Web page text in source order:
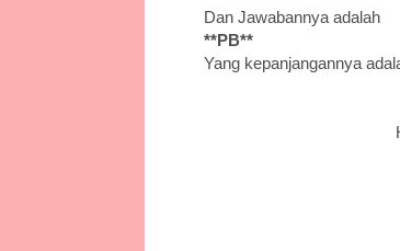
Dan Jawabannya adalah
**PB**
Yang kepanjangannya